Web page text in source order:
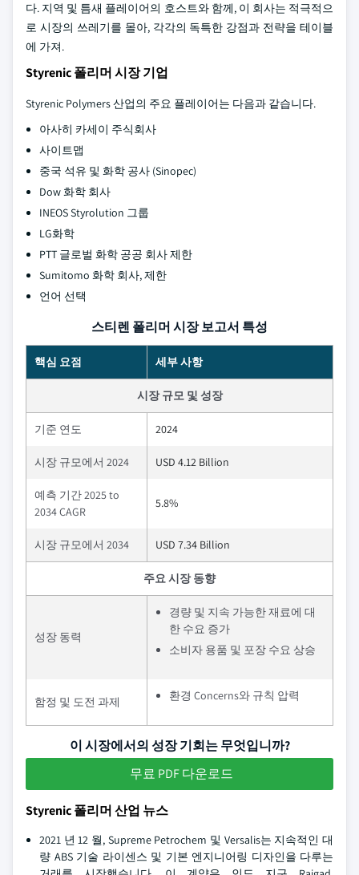
다. 지역 및 틈새 플레이어의 호스트와 함께, 이 회사는 적극적으
로 시장의 쓰레기를 몰아, 각각의 독특한 강점과 전략을 테이블
에 가져.
Styrenic 폴리머 시장 기업
Styrenic Polymers 산업의 주요 플레이어는 다음과 같습니다.
아사히 카세이 주식회사
사이트맵
중국 석유 및 화학 공사 (Sinopec)
Dow 화학 회사
INEOS Styrolution 그룹
LG화학
PTT 글로벌 화학 공공 회사 제한
Sumitomo 화학 회사, 제한
언어 선택
스티렌 폴리머 시장 보고서 특성
핵심 요점 세부 사항
시장 규모 및 성장
기준 연도 2024
시장 규모에서 2024 USD 4.12 Billion
예측 기간 2025 to
2034 CAGR
5.8%
시장 규모에서 2034 USD 7.34 Billion
주요 시장 동향
성장 동력
경량 및 지속 가능한 재료에 대
한 수요 증가
소비자 용품 및 포장 수요 상승
함정 및 도전 과제 환경 Concerns와 규칙 압력
이 시장에서의 성장 기회는 무엇입니까?
무료 PDF 다운로드
Styrenic 폴리머 산업 뉴스
2021 년 12 월, Supreme Petrochem 및 Versalis는 지속적인 대
량 ABS 기술 라이센스 및 기본 엔지니어링 디자인을 다루는